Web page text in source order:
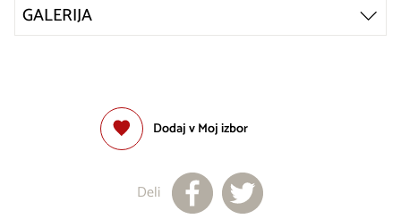
GALERIJA
Dodaj v Moj izbor
Deli